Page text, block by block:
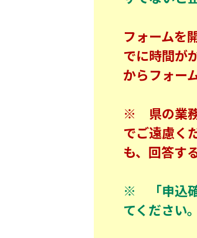
フォームを
でに時間が
からフォー
※ 県の業務
でご遠慮く
も、回答す
※ 「申込確
てください。